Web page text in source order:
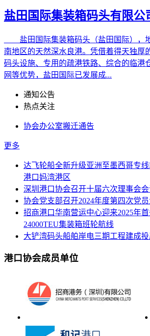
盐田国际集装箱码头有限公
盐田国际集装箱码头（盐田国际），
南地区的天然深水良港。凭借着得天独厚
码头设施、专用的疏港铁路、综合的临港
网等优势，盐田国际已发展成...
通知公告
热点关注
协会办公室搬迁通告
更多
达飞轮船全新升级亚洲至墨西哥专
港口妈湾港区
深圳港口协会召开十届六次理事会会
协会党支部召开2024年度第四次党
招商港口华南营运中心迎来2025年
24000TEU集装箱班轮航线
大铲湾码头船舶岸电三期工程建成投
港口协会成员单位